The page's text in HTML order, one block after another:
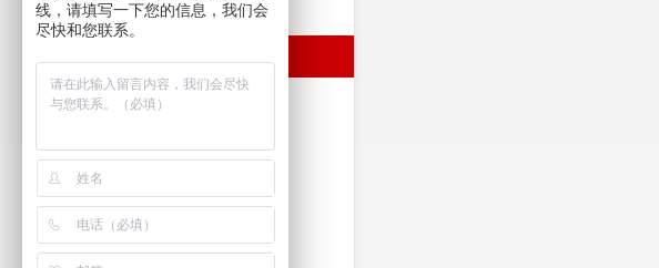
美缝装饰：
防水补漏防漏装饰：
保安岗亭 电动车库门
线，请填写一下您的信息，我们会
尽快和您联系。